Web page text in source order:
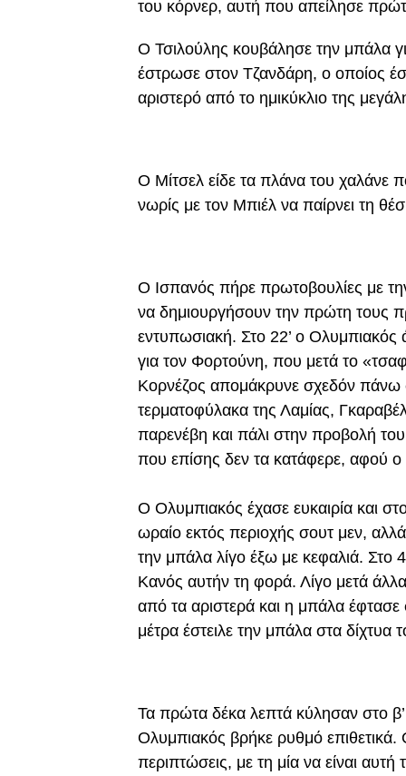
του κόρνερ, αυτή που απείλησε
Ο Τσιλούλης κουβάλησε την μπάλα
έστρωσε στον Τζανδάρη, ο οποίος
αριστερό από το ημικύκλιο της
Ο Μίτσελ είδε τα πλάνα του χαλάνε
νωρίς με τον Μπιέλ να παίρνει τη
Ο Ισπανός πήρε πρωτοβουλίες με
να δημιουργήσουν την πρώτη τους
εντυπωσιακή. Στο 22’ ο
για τον Φορτούνη, που μετά το
Κορνέζος απομάκρυνε σχεδόν πάνω
τερματοφύλακα της Λαμίας,
παρενέβη και πάλι στην προβολή
που επίσης δεν τα κατάφερε, αφού
Ο Ολυμπιακός έχασε ευκαιρία και
ωραίο εκτός περιοχής σουτ μεν,
την μπάλα λίγο έξω με κεφαλιά. Στο
Κανός αυτήν τη φορά. Λίγο μετά
από τα αριστερά και η μπάλα
μέτρα έστειλε την μπάλα στα δίχτυα
Τα πρώτα δέκα λεπτά κύλησαν στο β’
Ολυμπιακός βρήκε ρυθμό
περιπτώσεις, με τη μία να είναι